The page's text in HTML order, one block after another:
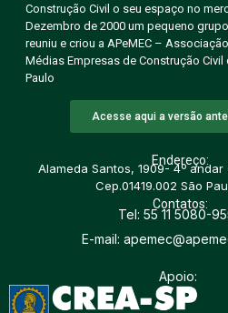
Construção Civil o seu espaço no
Dezembro de 2000 um pequeno
reuniu e criou a APeMEC –
Médias Empresas de Construção Civil
Paulo
Acesse aqui a versão
Endereço:
Alameda Santos, 1909- 4º
Cep.01419.002 São
Contatos:
Tel: 55 11 5080-
E-mail:
Apoio: